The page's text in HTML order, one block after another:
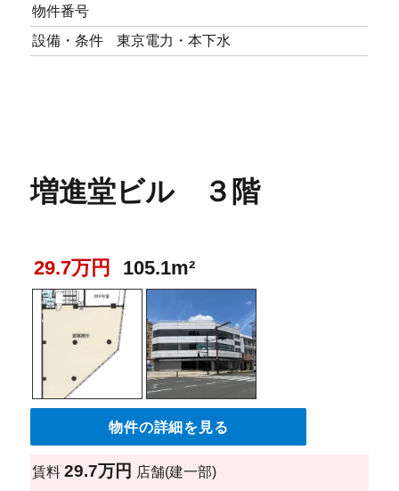
物件番号
設備・条件
東京電力・本下水
増進堂ビル ３階
29.7万円 105.1m²
物件の詳細を見る
賃料 29.7万円 店舗(建一部)